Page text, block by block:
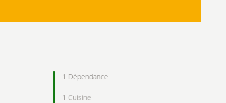
1 Dépendance
1 Cuisine